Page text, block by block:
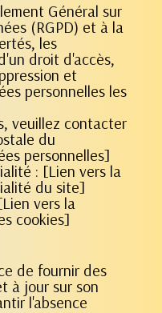
Général sur
(RGPD) et à la
les
droit d'accès,
et
personnelles les
veuillez contacter
du
personnelles]
: [Lien vers la
du site]
vers la
cookies]
de fournir des
à jour sur son
l'absence